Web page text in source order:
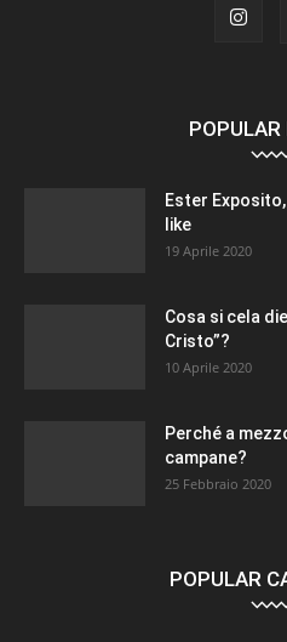
Ester
like
19 Aprile 2020
Cosa si cela
Cristo”?
10 Aprile 2020
Perché a
campane?
25 Febbraio 2020
POPULAR